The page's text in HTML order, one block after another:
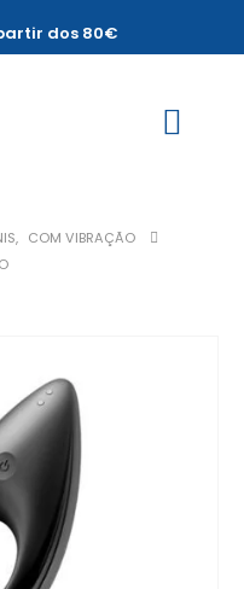
dos 80€
, COM VIBRAÇÃO